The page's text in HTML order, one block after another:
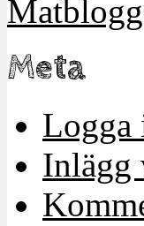
Meta
Logga
Inlägg